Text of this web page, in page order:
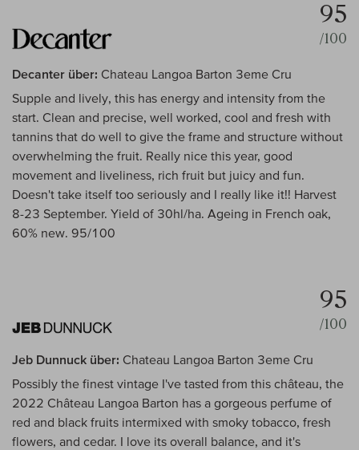
95
/100
Decanter über: Chateau Langoa Barton 3eme Cru
Supple and lively, this has energy and intensity from the
start. Clean and precise, well worked, cool and fresh with
tannins that do well to give the frame and structure without
overwhelming the fruit. Really nice this year, good
movement and liveliness, rich fruit but juicy and fun.
Doesn't take itself too seriously and I really like it!! Harvest
8-23 September. Yield of 30hl/ha. Ageing in French oak,
60% new. 95/100
95
/100
Jeb Dunnuck über: Chateau Langoa Barton 3eme Cru
Possibly the finest vintage I've tasted from this château, the
2022 Château Langoa Barton has a gorgeous perfume of
red and black fruits intermixed with smoky tobacco, fresh
flowers, and cedar. I love its overall balance, and it's